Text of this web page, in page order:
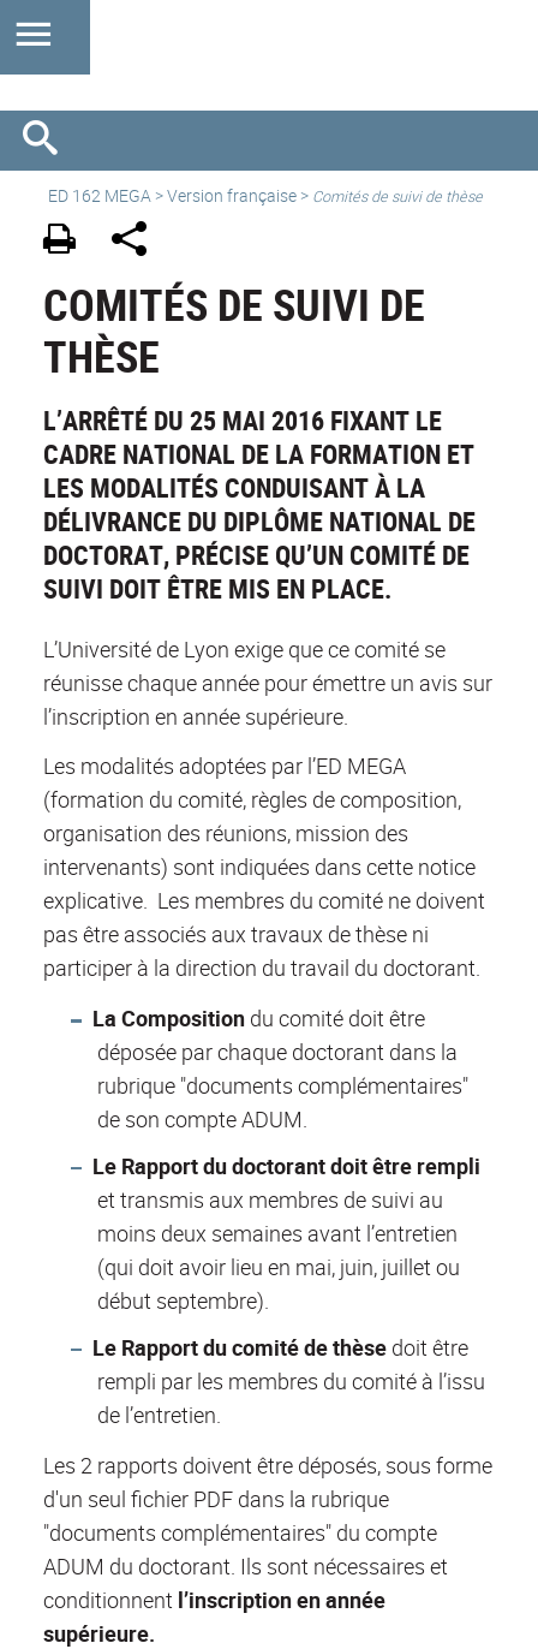
ED 162 MEGA >Version française > Comités de suivi de thèse
COMITÉS DE SUIVI DE
THÈSE
L’ARRÊTÉ DU 25 MAI 2016 FIXANT LE
CADRE NATIONAL DE LA FORMATION ET
LES MODALITÉS CONDUISANT À LA
DÉLIVRANCE DU DIPLÔME NATIONAL DE
DOCTORAT, PRÉCISE QU’UN COMITÉ DE
SUIVI DOIT ÊTRE MIS EN PLACE.
L’Université de Lyon exige que ce comité se
réunisse chaque année pour émettre un avis sur
l’inscription en année supérieure.
Les modalités adoptées par l’ED MEGA
(formation du comité, règles de composition,
organisation des réunions, mission des
intervenants) sont indiquées dans cette notice
explicative. Les membres du comité ne doivent
pas être associés aux travaux de thèse ni
participer à la direction du travail du doctorant.
La Composition du comité doit être
déposée par chaque doctorant dans la
rubrique "documents complémentaires"
de son compte ADUM.
Le Rapport du doctorant doit être rempli
et transmis aux membres de suivi au
moins deux semaines avant l’entretien
(qui doit avoir lieu en mai, juin, juillet ou
début septembre).
Le Rapport du comité de thèsedoit être
rempli par les membres du comité à l’issu
de l’entretien.
Les 2 rapports doivent être déposés, sous forme
d'un seul fichier PDF dans la rubrique
"documents complémentaires" du compte
ADUM du doctorant. Ils sont nécessaires et
conditionnent l’inscription en année
supérieure.